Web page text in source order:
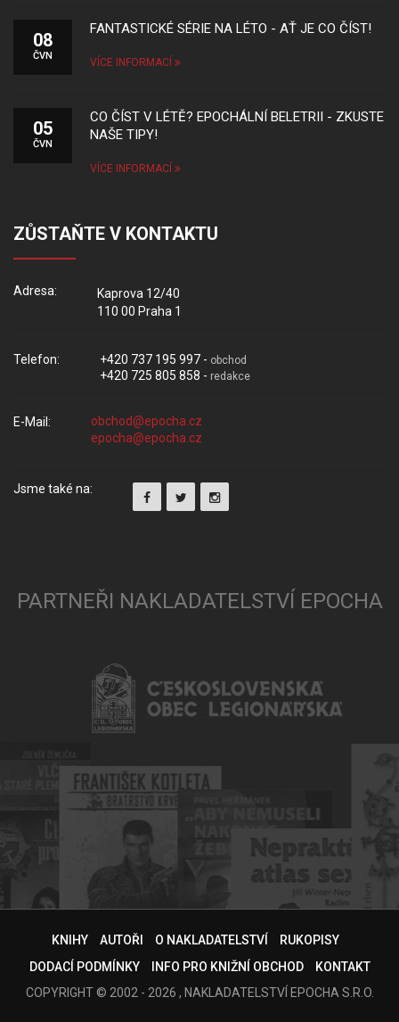
08
ČVN
FANTASTICKÉ SÉRIE NA LÉTO - AŤ JE CO ČÍST!
VÍCE INFORMACÍ
05
ČVN
CO ČÍST V LÉTĚ? EPOCHÁLNÍ BELETRII - ZKUSTE
NAŠE TIPY!
VÍCE INFORMACÍ
ZŮSTAŇTE V KONTAKTU
Adresa:
Kaprova 12/40
110 00 Praha 1
Telefon: +420 737 195 997 - obchod
+420 725 805 858 - redakce
E-Mail:
Jsme také na:
PARTNEŘI NAKLADATELSTVÍ EPOCHA
KNIHY AUTOŘI O NAKLADATELSTVÍ
RUKOPISY
DODACÍ PODMÍNKY
INFO PRO KNIŽNÍ OBCHOD
KONTAKT
COPYRIGHT © 2002 - 2026 , NAKLADATELSTVÍ EPOCHA S.R.O.